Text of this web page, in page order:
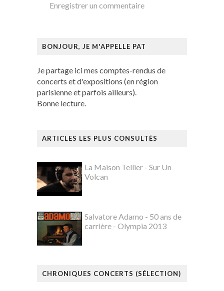
Enregistrer un commentaire
BONJOUR, JE M'APPELLE PAT
Je partage ici mes comptes-rendus de
concerts et d'expositions (en région
parisienne et parfois ailleurs).
Bonne lecture.
ARTICLES LES PLUS CONSULTÉS
La Maison Tellier - Sur Un
Volcan
Salvatore Adamo - 50 ans de
carrière - Olympia 2013
CHRONIQUES CONCERTS (SÉLECTION)